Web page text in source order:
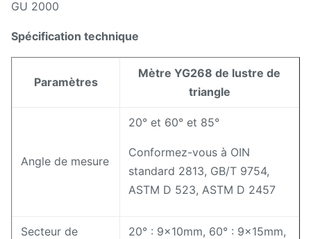
GU 2000
Spécification technique
Paramètres
Mètre YG268 de lustre de
triangle
Angle de mesure
20° et 60° et 85°
Conformez-vous à OIN
standard 2813, GB/T 9754,
ASTM D 523, ASTM D 2457
Secteur de
20° : 9×10mm, 60° : 9x15mm,